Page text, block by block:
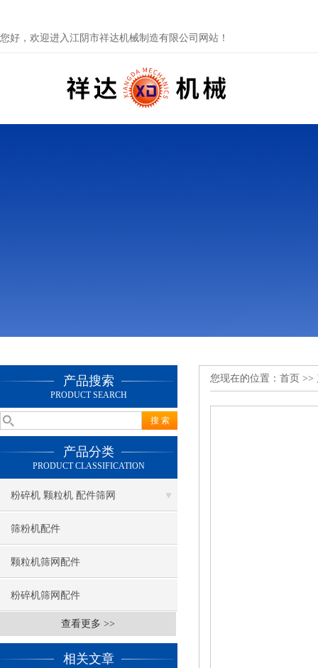
您好，欢迎进入江阴市祥达机械制造有限公司网站！
产品搜索
PRODUCT SEARCH
产品分类
PRODUCT CLASSIFICATION
粉碎机 颗粒机 配件筛网
筛粉机配件
颗粒机筛网配件
粉碎机筛网配件
查看更多 >>
相关文章
您现在的位置： 首页 >>